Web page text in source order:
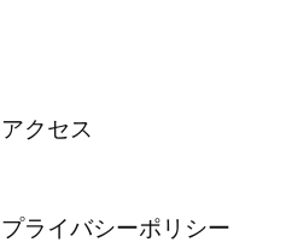
アクセス
プライバシーポリシー